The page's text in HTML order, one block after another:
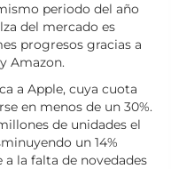
periodo del año
del mercado es
progresos gracias a
Amazon.
a Apple, cuya cuota
en menos de un 30%.
de unidades el
un 14%
a la falta de novedades